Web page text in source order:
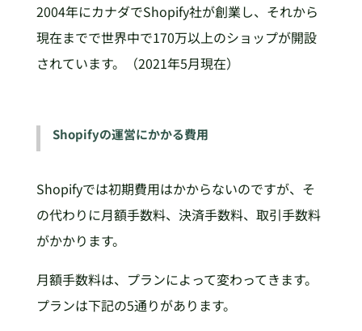
2004年にカナダでShopify社が創業し、それから
現在までで世界中で170万以上のショップが開設
されています。（2021年5月現在）
Shopifyの運営にかかる費用
Shopifyでは初期費用はかからないのですが、そ
の代わりに月額手数料、決済手数料、取引手数料
がかかります。
月額手数料は、プランによって変わってきます。
プランは下記の5通りがあります。